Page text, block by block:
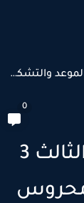
تشكيل منتخب إسبانيا وبلجيكا المتوقع في كأس العالم 2026
رواية لم يكن تصادف الجزء الثالث 3